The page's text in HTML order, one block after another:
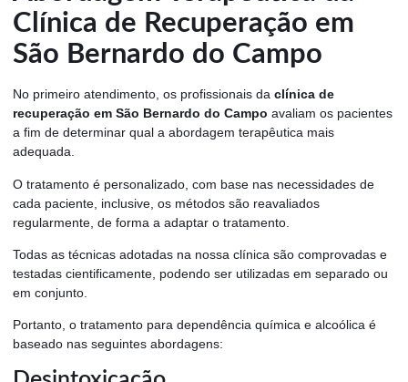
Clínica de Recuperação em
São Bernardo do Campo
No primeiro atendimento, os profissionais da clínica de
recuperação em São Bernardo do Campo avaliam os pacientes
a fim de determinar qual a abordagem terapêutica mais
adequada.
O tratamento é personalizado, com base nas necessidades de
cada paciente, inclusive, os métodos são reavaliados
regularmente, de forma a adaptar o tratamento.
Todas as técnicas adotadas na nossa clínica são comprovadas e
testadas cientificamente, podendo ser utilizadas em separado ou
em conjunto.
Portanto, o tratamento para dependência química e alcoólica é
baseado nas seguintes abordagens: